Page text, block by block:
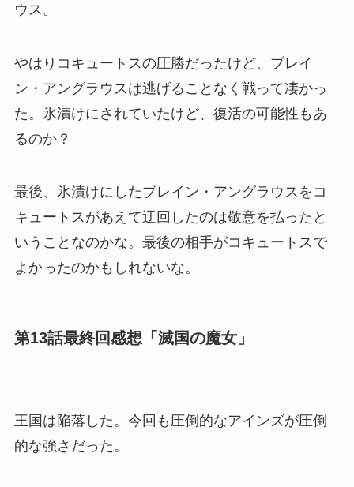
ウス。
やはりコキュートスの圧勝だったけど、ブレイ
ン・アングラウスは逃げることなく戦って凄かっ
た。氷漬けにされていたけど、復活の可能性もあ
るのか？
最後、氷漬けにしたブレイン・アングラウスをコ
キュートスがあえて迂回したのは敬意を払ったと
いうことなのかな。最後の相手がコキュートスで
よかったのかもしれないな。
第13話最終回感想「滅国の魔女」
王国は陥落した。今回も圧倒的なアインズが圧倒
的な強さだった。